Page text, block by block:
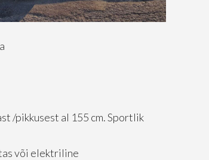
/pikkusest al 155 cm. Sportlik
või elektriline